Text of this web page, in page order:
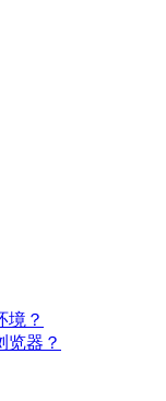
境？
览器？